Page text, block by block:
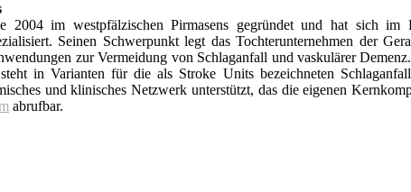
2004 im westpfälzischen Pirmasens gegrün­det und hat sich
Seinen Schwerpunkt legt das Tochterunternehmen der
zur Vermeidung von Schlaganfall und vaskulärer
in Varianten für die als Stroke Units bezeichneten
und klinisches Netzwerk unterstützt, das die eigenen
abrufbar.